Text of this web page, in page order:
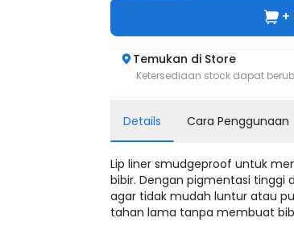
Temukan di Store
Ketersediaan stock dapat
Details Cara Penggunaan
Lip liner smudgeproof untuk
bibir. Dengan pigmentasi tinggi
agar tidak mudah luntur atau
tahan lama tanpa membuat